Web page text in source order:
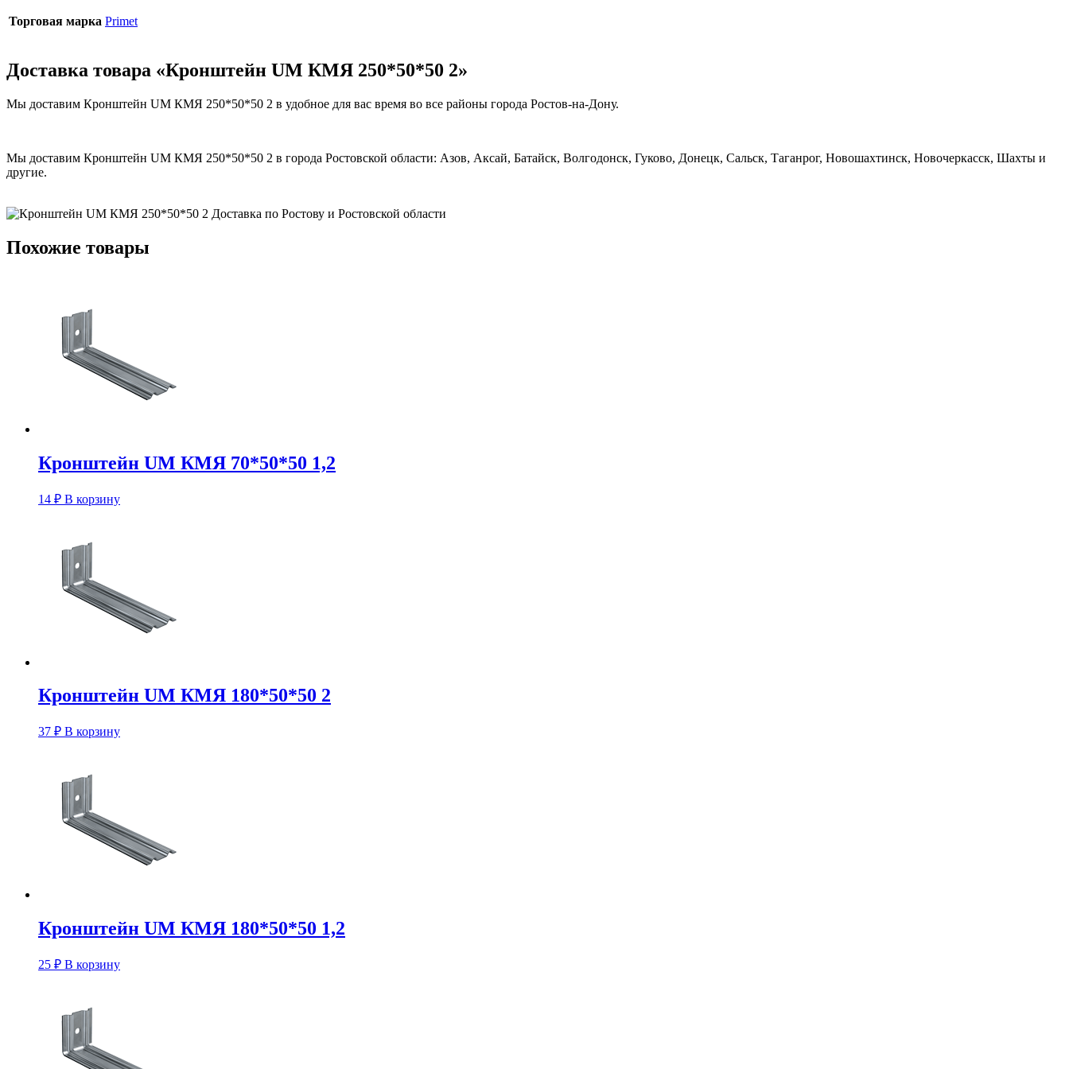
Торговая марка Primet
Доставка товара «Кронштейн UM КМЯ 250*50*50 2»
Мы доставим Кронштейн UM КМЯ 250*50*50 2 в удобное для вас время во все районы города Ростов-на-Дону.
Мы доставим Кронштейн UM КМЯ 250*50*50 2 в города Ростовской области: Азов, Аксай, Батайск, Волгодонск, Гуково, Донецк, Сальск, Таганрог, Новошахтинск, Новочеркасск, Шахты и
другие.
Похожие товары
Кронштейн UM КМЯ 70*50*50 1,2
14 ₽ В корзину
Кронштейн UM КМЯ 180*50*50 2
37 ₽ В корзину
Кронштейн UM КМЯ 180*50*50 1,2
25 ₽ В корзину